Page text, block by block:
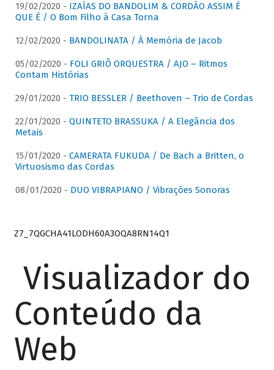
19/02/2020 - IZAÍAS DO BANDOLIM & CORDÃO ASSIM É
QUE É / O Bom Filho à Casa Torna
12/02/2020 - BANDOLINATA / À Memória de Jacob
05/02/2020 - FOLI GRIÔ ORQUESTRA / AJO – Ritmos
Contam Histórias
29/01/2020 - TRIO BESSLER / Beethoven – Trio de Cordas
22/01/2020 - QUINTETO BRASSUKA / A Elegância dos
Metais
15/01/2020 - CAMERATA FUKUDA / De Bach a Britten, o
Virtuosismo das Cordas
08/01/2020 - DUO VIBRAPIANO / Vibrações Sonoras
Z7_7QGCHA41LODH60A3OQA8RN14Q1
Visualizador do
Conteúdo da
Web